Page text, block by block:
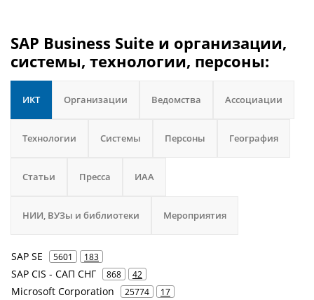
SAP Business Suite и организации,
системы, технологии, персоны:
ИКТ Организации Ведомства Ассоциации
Технологии Системы Персоны География
Статьи Пресса ИАА
НИИ, ВУЗы и библиотеки Мероприятия
SAP SE 5601 183
SAP CIS - САП СНГ 868 42
Microsoft Corporation 25774 17